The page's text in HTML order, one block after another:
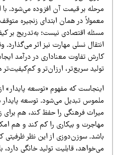
بر قیمت آن افزوده می‌شود. با این
در همان ابتدای زنجیره متوقف
اقتصادی نیست؛ به‌تدریج بر کیفیت
نسلی مهارت نیز اثر می‌گذارد.
تفاوت معناداری در درآمد ایجاد
سریع‌تر، ارزان‌تر و کم‌کیفیت‌تر هل
که مفهوم «توسعه پایدار» از یک
تبدیل می‌شود. توسعه پایدار در
فرهنگی را حفظ کند، هم برای زنان
و بیکاری را کم کند و هم امکان بقا
سوزن‌دوزی از این نظر ظرفیتی کم‌نظیر
قابلیت تولید خانگی دارد، با